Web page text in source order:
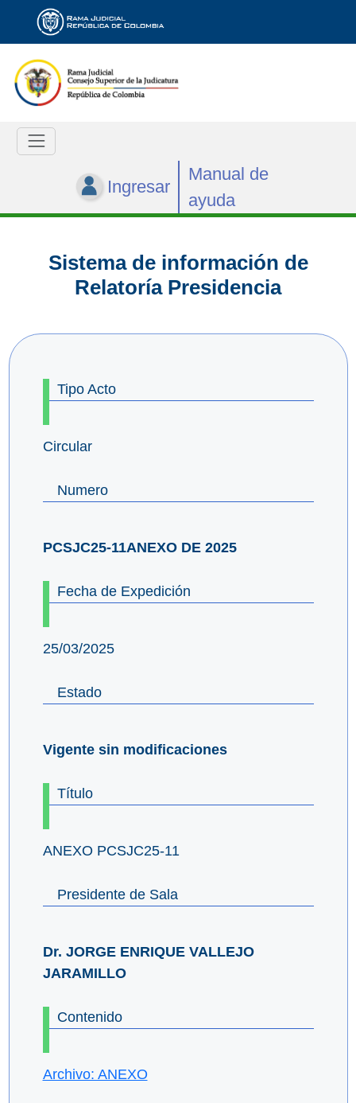
Ingresar
Manual de
ayuda
Sistema de información de
Relatoría Presidencia
Tipo Acto
Circular
Numero
PCSJC25-11ANEXO DE 2025
Fecha de Expedición
25/03/2025
Estado
Vigente sin modificaciones
Título
ANEXO PCSJC25-11
Presidente de Sala
Dr. JORGE ENRIQUE VALLEJO
JARAMILLO
Contenido
Archivo: ANEXO